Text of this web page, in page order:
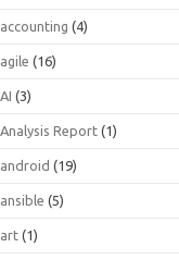
accounting (4)
agile (16)
AI (3)
Analysis Report (1)
android (19)
ansible (5)
art (1)